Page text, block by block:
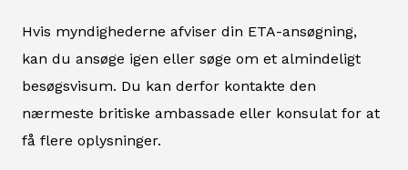
Hvis myndighederne afviser din ETA-ansøgning,
kan du ansøge igen eller søge om et almindeligt
besøgsvisum. Du kan derfor kontakte den
nærmeste britiske ambassade eller konsulat for at
få flere oplysninger.